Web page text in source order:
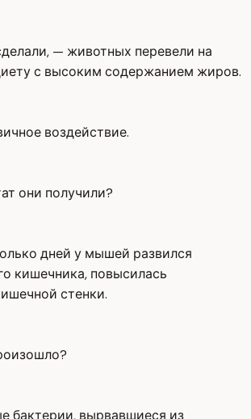
— животных перевели на
с высоким содержанием жиров.
воздействие.
они получили?
дней у мышей развился
кишечника, повысилась
стенки.
бактерии, вырвавшиеся из